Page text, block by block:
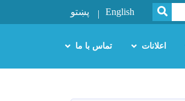
SEARCH
English پښتو
اعلانات تماس با ما